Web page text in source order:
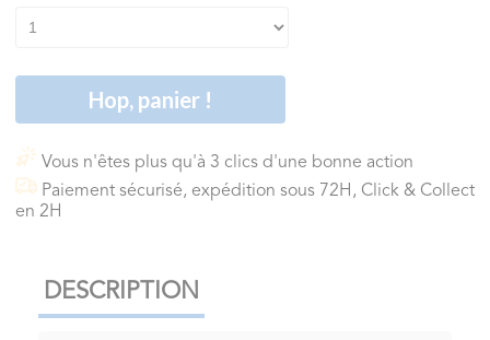
Hop, panier !
Vous n'êtes plus qu'à 3 clics d'une bonne action
Paiement sécurisé, expédition sous 72H, Click & Collect
en 2H
DESCRIPTION